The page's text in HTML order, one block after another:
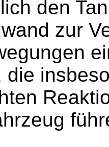
den
zur
die